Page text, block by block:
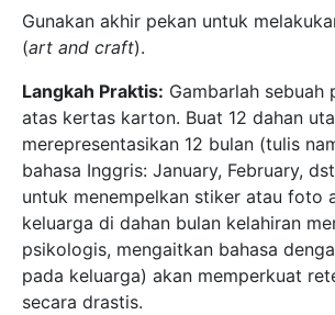
Gunakan akhir pekan untuk
(art and craft).
Langkah Praktis: Gambarlah sebuah
atas kertas karton. Buat 12 dahan
merepresentasikan 12 bulan (tulis
bahasa Inggris: January, February,
untuk menempelkan stiker atau foto
keluarga di dahan bulan kelahiran
psikologis, mengaitkan bahasa
pada keluarga) akan memperkuat
secara drastis.